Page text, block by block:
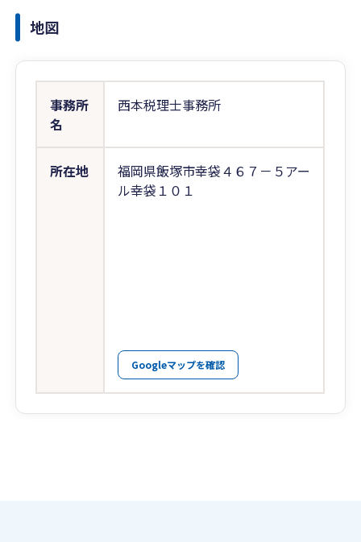
地図
事務所
名
西本税理士事務所
所在地
福岡県飯塚市幸袋４６７－５アー
ル幸袋１０１
Googleマップを確認